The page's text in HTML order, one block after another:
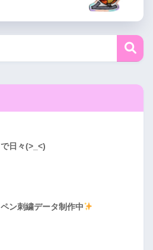
日々(>_<)
ン刺繍データ制作中